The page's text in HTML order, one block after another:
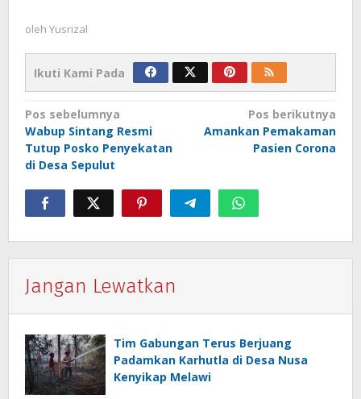
oleh Yusrizal
Ikuti Kami Pada
Navigasi
pos
Pos sebelumnya
Wabup Sintang Resmi
Tutup Posko Penyekatan
di Desa Sepulut
Pos berikutnya
Amankan Pemakaman
Pasien Corona
Jangan Lewatkan
Tim Gabungan Terus Berjuang
Padamkan Karhutla di Desa Nusa
Kenyikap Melawi